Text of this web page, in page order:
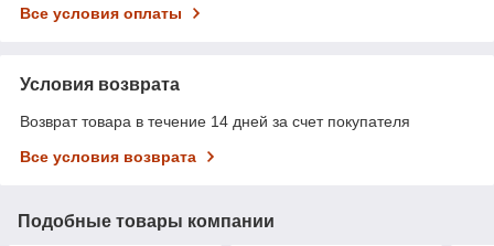
Все условия оплаты
Условия возврата
Возврат товара в течение 14 дней за счет покупателя
Все условия возврата
Подобные товары компании